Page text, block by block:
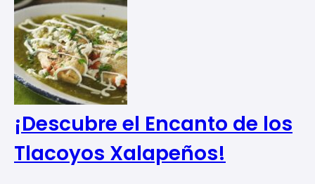
¡Descubre el Encanto de los
Tlacoyos Xalapeños!